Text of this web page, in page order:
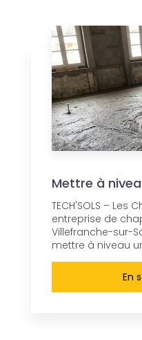
Mettre à
TECH'SOLS – Les
entreprise de
Villefranche-sur-
mettre à niveau
En